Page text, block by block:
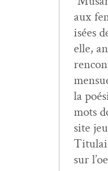
aux
isées
elle,
la
mots
site
sur